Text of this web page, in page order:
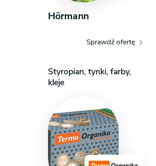
Hörmann
Sprawdź ofertę
Styropian, tynki, farby,
kleje